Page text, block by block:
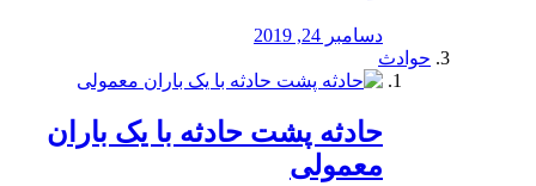
دسامبر 24, 2019
حوادث
️حادثه پشت حادثه با یک باران
معمولی